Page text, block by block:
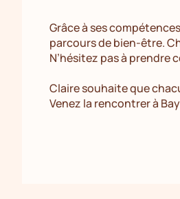
Grâce à ses
parcours de bien-être.
N’hésitez pas à
Claire souhaite que
Venez la rencontrer à